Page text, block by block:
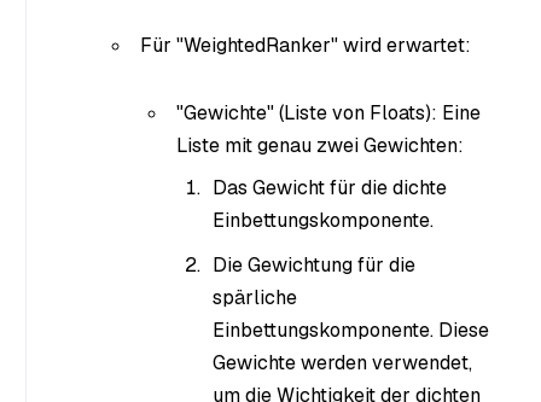
Für "WeightedRanker" wird erwartet:
"Gewichte" (Liste von Floats): Eine
Liste mit genau zwei Gewichten:
Das Gewicht für die dichte
Einbettungskomponente.
Die Gewichtung für die
spärliche
Einbettungskomponente. Diese
Gewichte werden verwendet,
um die Wichtigkeit der dichten